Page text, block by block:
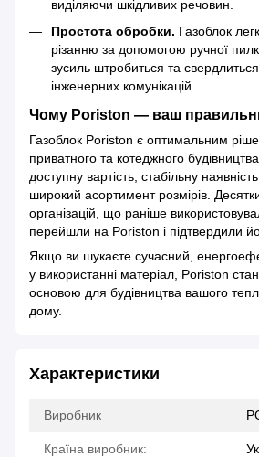
виділяючи шкідливих речовин.
Простота обробки. Газоблок
різанню за допомогою ручної
зусиль штробиться та
інженерних комунікацій.
Чому Poriston — ваш
Газоблок Poriston є оптимальним
приватного та котеджного
доступну вартість, стабільну
широкий асортимент розмірів.
організацій, що раніше
перейшли на Poriston і підтвердили
Якщо ви шукаєте сучасний,
у використанні матеріал, Poriston
основою для будівництва вашого
дому.
Характеристики
Виробник
Країна виробник: